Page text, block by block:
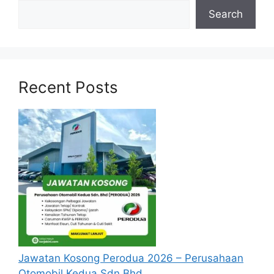
Pembantu Makmal Gred C19
Pembantu Kemahiran Gred H19
Pembantu Akauntan Gred W19
Juruteknik Komputer Gred FT19
Pembantu Awam Gred H11
Pemandu Kenderaan Gred H11
Pengawal Keselamatan Gred KP11
Untuk memohon lain-lain
Disini)
Search
Recent Posts
Jawatan Kosong Perodua 2026 – Perusahaan